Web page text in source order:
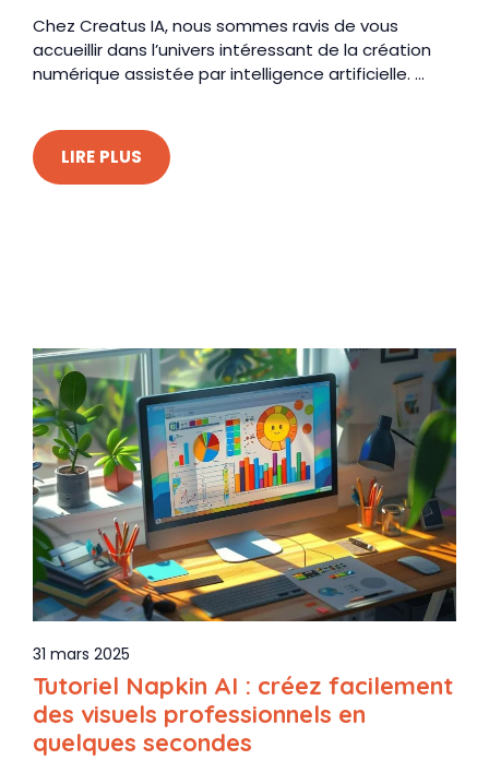
Chez Creatus IA, nous sommes ravis de vous
accueillir dans l’univers intéressant de la création
numérique assistée par intelligence artificielle. ...
LIRE PLUS
31 mars 2025
Tutoriel Napkin AI : créez facilement
des visuels professionnels en
quelques secondes